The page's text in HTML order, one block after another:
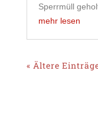
Sperrmüll
mehr lesen
« Ältere